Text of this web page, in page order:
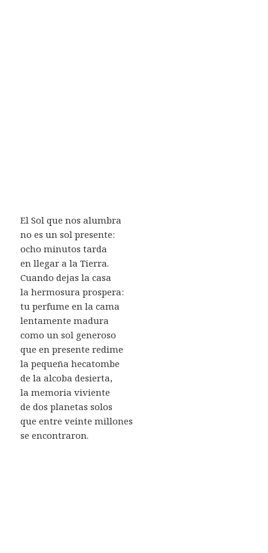
El Sol que nos alumbra
no es un sol presente:
ocho minutos tarda
en llegar a la Tierra.
Cuando dejas la casa
la hermosura prospera:
tu perfume en la cama
lentamente madura
como un sol generoso
que en presente redime
la pequeña hecatombe
de la alcoba desierta,
la memoria viviente
de dos planetas solos
que entre veinte millones
se encontraron.